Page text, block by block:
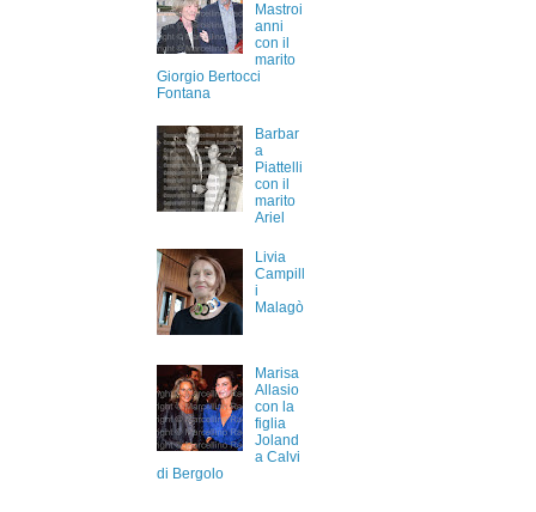
Mastroi
anni
con il
marito
Giorgio Bertocci
Fontana
Barbar
a
Piattelli
con il
marito
Ariel
Livia
Campill
i
Malagò
Marisa
Allasio
con la
figlia
Joland
a Calvi
di Bergolo